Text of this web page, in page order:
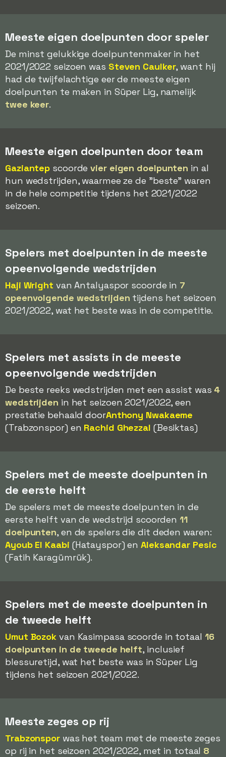
Meeste eigen doelpunten door speler
De minst gelukkige doelpuntenmaker in het
2021/2022 seizoen was Steven Caulker, want hij
had de twijfelachtige eer de meeste eigen
doelpunten te maken in Süper Lig, namelijk
twee keer.
Meeste eigen doelpunten door team
Gaziantep scoordevier eigen doelpunten in al
hun wedstrijden, waarmee ze de "beste" waren
in de hele competitie tijdens het 2021/2022
seizoen.
Spelers met doelpunten in de meeste
opeenvolgende wedstrijden
Haji Wright van Antalyaspor scoorde in 7
opeenvolgende wedstrijden tijdens het seizoen
2021/2022, wat het beste was in de competitie.
Spelers met assists in de meeste
opeenvolgende wedstrijden
De beste reeks wedstrijden met een assist was 4
wedstrijden in het seizoen 2021/2022, een
prestatie behaald doorAnthony Nwakaeme
(Trabzonspor) en Rachid Ghezzal (Besiktas)
Spelers met de meeste doelpunten in
de eerste helft
De spelers met de meeste doelpunten in de
eerste helft van de wedstrijd scoorden11
doelpunten, en de spelers die dit deden waren:
Ayoub El Kaabi (Hatayspor) enAleksandar Pesic
(Fatih Karagümrük).
Spelers met de meeste doelpunten in
de tweede helft
Umut Bozok van Kasimpasa scoorde in totaal 16
doelpunten in de tweede helft, inclusief
blessuretijd, wat het beste was in Süper Lig
tijdens het seizoen 2021/2022.
Meeste zeges op rij
Trabzonsporwas het team met de meeste zeges
op rij in het seizoen 2021/2022, met in totaal 8